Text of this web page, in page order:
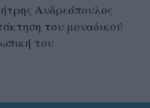
Ανδρεόπουλος
του μοναδικού
του